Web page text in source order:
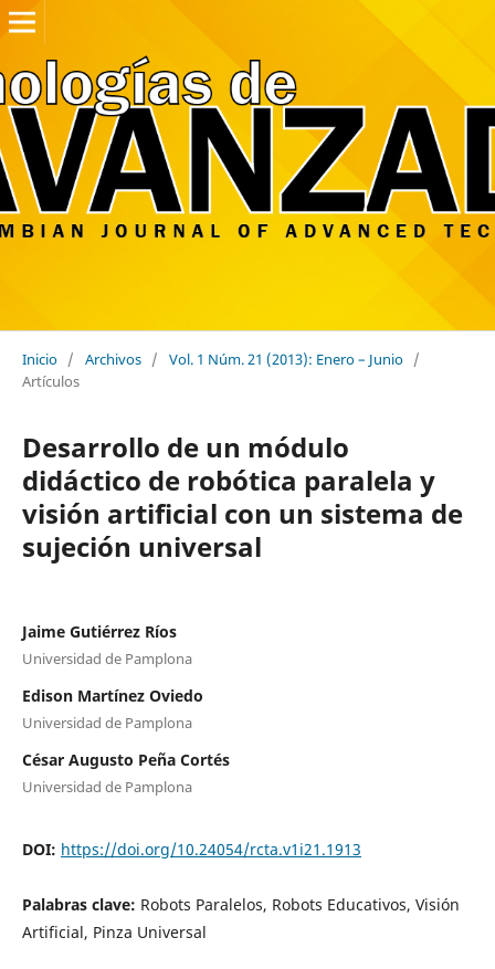
Inicio / Archivos / Vol. 1 Núm. 21 (2013): Enero – Junio /
Artículos
Desarrollo de un módulo
didáctico de robótica paralela y
visión artificial con un sistema de
sujeción universal
Jaime Gutiérrez Ríos
Universidad de Pamplona
Edison Martínez Oviedo
Universidad de Pamplona
César Augusto Peña Cortés
Universidad de Pamplona
DOI: https://doi.org/10.24054/rcta.v1i21.1913
Palabras clave: Robots Paralelos, Robots Educativos, Visión
Artificial, Pinza Universal